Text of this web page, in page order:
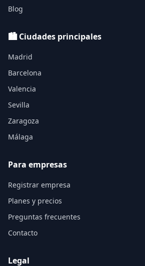
Blog
🏙️ Ciudades principales
Madrid
Barcelona
Valencia
Sevilla
Zaragoza
Málaga
Para empresas
Registrar empresa
Planes y precios
Preguntas frecuentes
Contacto
Legal